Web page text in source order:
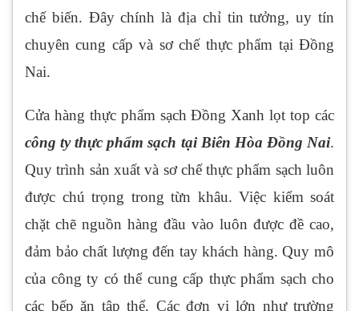
chế biến. Đây chính là địa chỉ tin tưởng, uy tín
chuyên cung cấp và sơ chế thực phẩm tại Đồng
Nai.
Cửa hàng thực phẩm sạch Đồng Xanh lọt top các
công ty thực phẩm sạch tại Biên Hòa Đồng Nai.
Quy trình sản xuất và sơ chế thực phẩm sạch luôn
được chú trọng trong từn khâu. Việc kiểm soát
chặt chẽ nguồn hàng đầu vào luôn được đề cao,
đảm bảo chất lượng đến tay khách hàng. Quy mô
của công ty có thể cung cấp thực phẩm sạch cho
các bếp ăn tập thể. Các đơn vị lớn như trường